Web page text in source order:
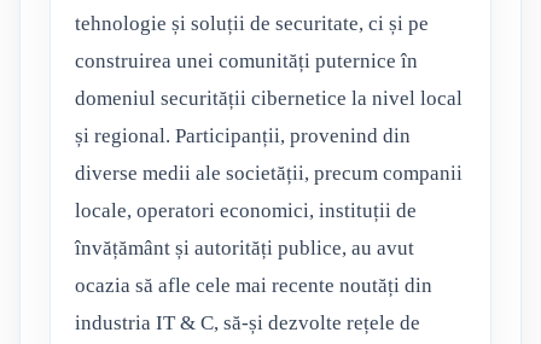
tehnologie și soluții de securitate, ci și pe
construirea unei comunități puternice în
domeniul securității cibernetice la nivel local
și regional. Participanții, provenind din
diverse medii ale societății, precum companii
locale, operatori economici, instituții de
învățământ și autorități publice, au avut
ocazia să afle cele mai recente noutăți din
industria IT & C, să-și dezvolte rețele de